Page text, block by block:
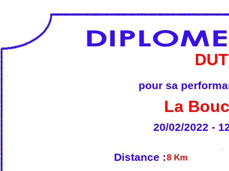
pour sa
La
20/02/2022 -
Distance :8 Km